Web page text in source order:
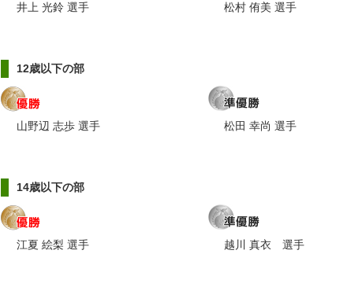
井上 光鈴 選手 松村 侑美 選手
12歳以下の部
山野辺 志歩 選手 松田 幸尚 選手
14歳以下の部
江夏 絵梨 選手 越川 真衣 選手